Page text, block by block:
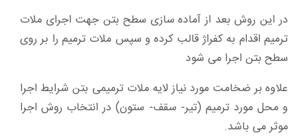
در این روش بعد از آماده سازی سطح بتن جهت اجرای ملات
ترمیم اقدام به کفراژ قالب کرده و سپس ملات ترمیم را بر روی
سطح بتن اجرا می شود
علاوه بر ضخامت مورد نیاز لایه ملات ترمیمی بتن شرایط اجرا
و محل مورد ترمیم (تیر- سقف- ستون) در انتخاب روش اجرا
موثر می باشد.